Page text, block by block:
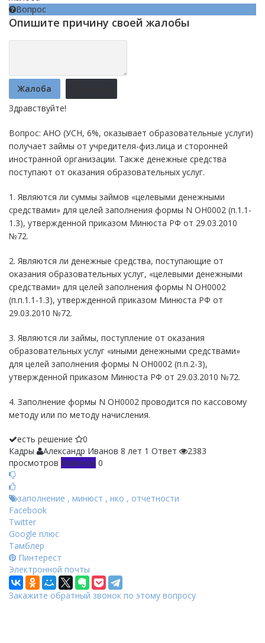
Вопрос
Опишите причину своей жалобы
Жалоба
Здравствуйте!
Вопрос: АНО (УСН, 6%, оказывает образовательные услуги)
получает займы от учредителя-физ.лица и сторонней
иностранной организации. Также денежные средства
поступают от оказания образовательных услуг.
1. Являются ли суммы займов «целевыми денежными
средствами» для целей заполнения формы N ОН0002 (п.1.1-
1.3), утвержденной приказом Минюста РФ от 29.03.2010
№72.
2. Являются ли денежные средства, поступающие от
оказания образовательных услуг, «целевыми денежными
средствами» для целей заполнения формы N ОН0002
(п.п.1.1-1.3), утвержденной приказом Минюста РФ от
29.03.2010 №72.
3. Являются ли займы, поступление от оказания
образовательных услуг «иными денежными средствами»
для целей заполнения формы N ОН0002 (п.п.2-3),
утвержденной приказом Минюста РФ от 29.03.2010 №72.
4. Заполнение формы N ОН0002 проводится по кассовому
методу или по методу начисления.
есть решение
0
Кадры
Александр Иванов 8 лет 1 Ответ
2383
просмотров Новичок 0
заполнение , минюст , нко , отчетности
Facebook
Twitter
Google плюс
Тамблер
Пинтерест
Электронной почты
Закажите обратный звонок по этому вопросу